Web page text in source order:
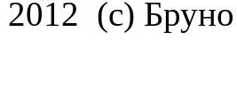
2012 (с)